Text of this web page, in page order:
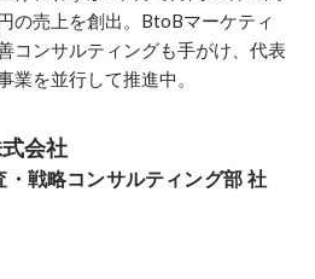
の売上を創出。BtoBマーケティ
コンサルティングも手がけ、代表
業を並行して推進中。
会社
戦略コンサルティング部 社